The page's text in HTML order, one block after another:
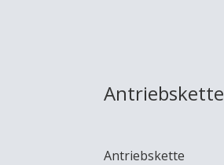
Antriebskette
Antriebskette